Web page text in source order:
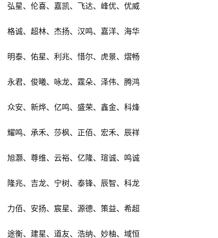
弘星、伦喜、嘉凯、飞达、峰优、优威
格诚、超林、杰扬、汉鸣、嘉洋、海华
明泰、佑星、利兆、惜尔、虎景、熠畅
永君、俊曦、咏龙、霆朵、泽伟、腾鸿
众安、新烨、亿鸣、盛荣、鑫金、科烽
耀鸣、承禾、莎枫、正佰、宏禾、辰祥
旭灏、尊维、云裕、亿隆、瑄诚、鸣诚
隆兆、吉龙、宁树、泰锋、辰智、科龙
力佰、安扬、宸星、源德、策益、希超
途衡、建星、道友、浩纳、妙柚、域恒